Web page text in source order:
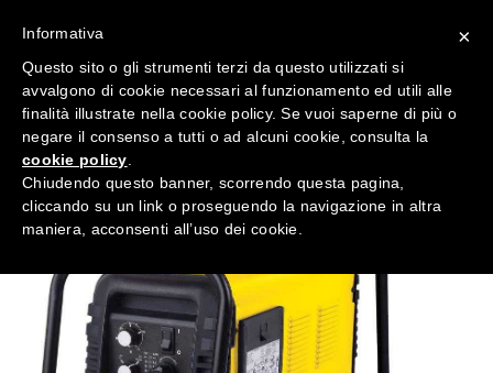
×
Informativa
Questo sito o gli strumenti terzi da questo utilizzati si
avvalgono di cookie necessari al funzionamento ed utili alle
finalità illustrate nella cookie policy. Se vuoi saperne di più o
negare il consenso a tutti o ad alcuni cookie, consulta la
cookie policy
Chiudendo questo banner, scorrendo questa pagina,
cliccando su un link o proseguendo la navigazione in altra
maniera, acconsenti all’uso dei cookie.